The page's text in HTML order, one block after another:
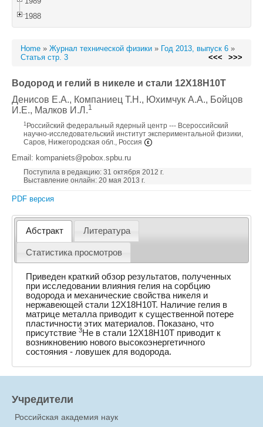
1988
Home » Журнал технической физики » Год 2013, выпуск 6 »
Статья стр. 3
<<< >>>
Водород и гелий в никеле и стали 12Х18Н10Т
Денисов Е.А., Компаниец Т.Н., Юхимчук А.А., Бойцов
И.Е., Малков И.Л.1
1 Российский федеральный ядерный центр --- Всероссийский
научно-исследовательский институт экспериментальной физики,
Саров, Нижегородская обл., Россия
Email: kompaniets@pobox.spbu.ru
Поступила в редакцию: 31 октября 2012 г.
Выставление онлайн: 20 мая 2013 г.
PDF версия
Абстракт Литература
Статистика просмотров
Приведен краткий обзор результатов, полученных
при исследовании влияния гелия на сорбцию
водорода и механические свойства никеля и
нержавеющей стали 12Х18Н10Т. Наличие гелия в
матрице металла приводит к существенной потере
пластичности этих материалов. Показано, что
присутствие3He в стали 12Х18Н10Т приводит к
возникновению нового высокоэнергетичного
состояния - ловушек для водорода.
Учредители
Российская академия наук